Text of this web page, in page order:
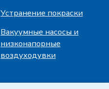
Устранение покраски
Вакуумные насосы и
низконапорные
воздуходувки